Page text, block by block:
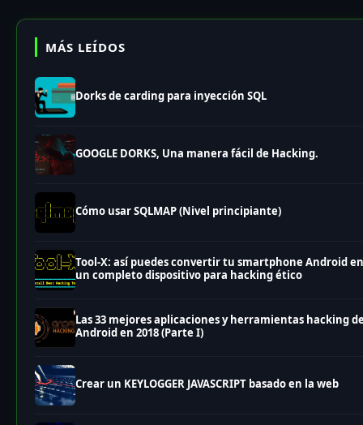
MÁS LEÍDOS
Dorks de carding para inyección SQL
GOOGLE DORKS, Una manera fácil de Hacking.
Cómo usar SQLMAP (Nivel principiante)
Tool-X: así puedes convertir tu smartphone Android en
un completo dispositivo para hacking ético
Las 33 mejores aplicaciones y herramientas hacking
Android en 2018 (Parte I)
Crear un KEYLOGGER JAVASCRIPT basado en la web